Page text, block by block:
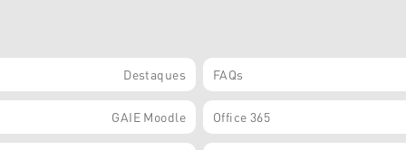
Destaques FAQs
GAIE Moodle Office 365